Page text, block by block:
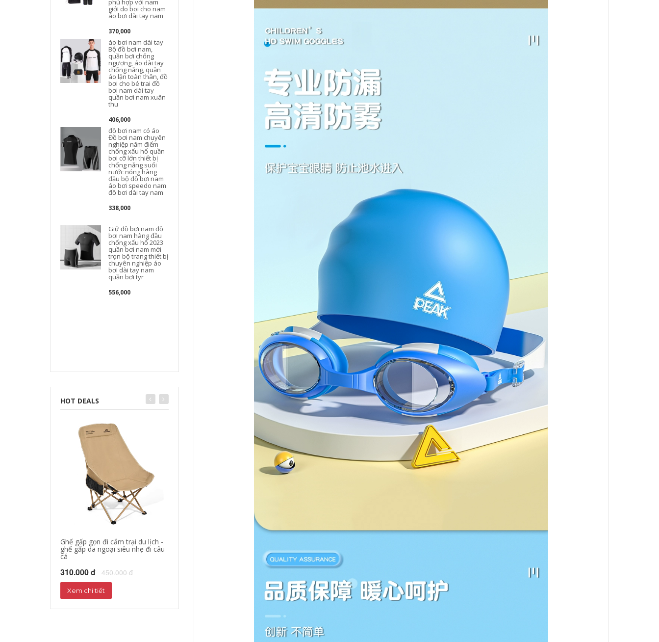
phù hợp với nam
giới do boi cho nam
áo bơi dài tay nam
370,000
áo bơi nam dài tay
Bộ đồ bơi nam,
quần bơi chống
ngượng, áo dài tay
chống nắng, quần
áo lặn toàn thân, đồ
bơi cho bé trai đồ
bơi nam dài tay
quần bơi nam xuân
thu
406,000
đồ bơi nam có áo
Đồ bơi nam chuyên
nghiệp năm điểm
chống xấu hổ quần
bơi cỡ lớn thiết bị
chống nắng suối
nước nóng hàng
đầu bộ đồ bơi nam
áo bơi speedo nam
đồ bơi dài tay nam
338,000
Giữ đồ bơi nam đồ
bơi nam hàng đầu
chống xấu hổ 2023
quần bơi nam mới
trọn bộ trang thiết bị
chuyên nghiệp áo
bơi dài tay nam
quần bơi tyr
556,000
bộ đồ bơi nữ kín Đồ
bơi nữ 2023 mới một
mảnh thể thao bảo
thủ bơi lội dành cho
nghiệp Đồ bơi cao
cấp đồ bơi cho nữ
do boi nu dep Đồ
Bơi Nữ 2023 Phong
Hơi Béo Che Da Xẻ
nữ áo bơi nữ đẹp
Lớn Đặc Biệt Đồ Bơi
bộ đồ bơi nữ dài tay
mới một mảnh họa
đi biển suối nước
nóng bộ đồ bơi nữ
604,000
đồ bơi kín cho nữ
Ưu đãi đặc biệt áo
tắm nữ phiên bản
Hàn Quốc bikini một
mảnh ngực lớn
phiên bản Hàn
Quốc nổi tiếng trên
Internet áo tắm mới
370,000
Thủ Thon Gọn Bụng
Che Bụng Hàn Quốc
Gợi Cảm Đẹp Lưng
Ins nước Nóng Đồ
Bơi đồ bơi cao cấp
nữ bộ đồ bơi nữ
207,000
602,000
HOT DEALS
Ghế gấp gọn đi cắm trại du lịch -
ghế gấp dã ngoại siêu nhẹ đi câu
cá
310.000 đ 450.000 đ
Xem chi tiết
hộ xe máy, quần áo chống gió đi